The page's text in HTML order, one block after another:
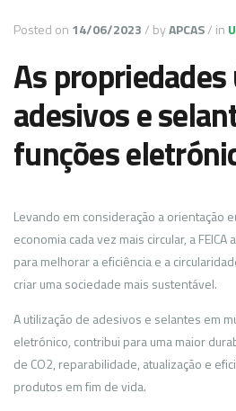
Posted on 14/06/2023/ byAPCAS/ in
As
adesivos e
funções
Levando em consideração a orientação
economia cada vez mais circular, a
para melhorar a eficiência e a
criar uma sociedade mais sustentável.
A utilização de adesivos e selantes em
eletrónico, contribui para uma maior
de CO2, reparabilidade, atualização e
produtos em fim de vida.